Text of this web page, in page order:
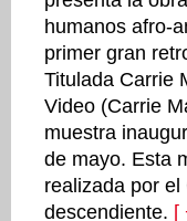
humanos afro-
primer gran
Titulada Carrie
Video (Carrie
muestra
de mayo. Esta
realizada por
descendiente. [